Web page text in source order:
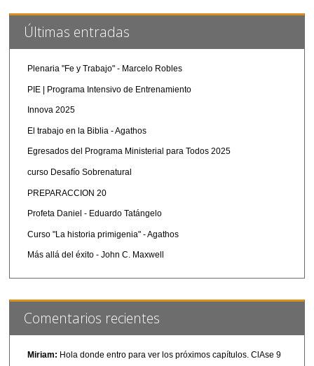
Últimas entradas
Plenaria "Fe y Trabajo" - Marcelo Robles
PIE | Programa Intensivo de Entrenamiento
Innova 2025
El trabajo en la Biblia - Agathos
Egresados del Programa Ministerial para Todos 2025
curso Desafío Sobrenatural
PREPARACCION 20
Profeta Daniel - Eduardo Tatángelo
Curso "La historia primigenia" - Agathos
Más allá del éxito - John C. Maxwell
Comentarios recientes
Miriam: Hola donde entro para ver los próximos capítulos. ClAse 9